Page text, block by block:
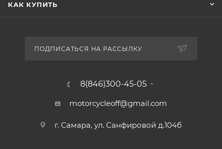
КАК КУПИТЬ
ПОДПИСАТЬСЯ НА РАССЫЛКУ
8(846)300-45-05
motorcycleoff@gmail.com
г. Самара, ул. Санфировой д.104б